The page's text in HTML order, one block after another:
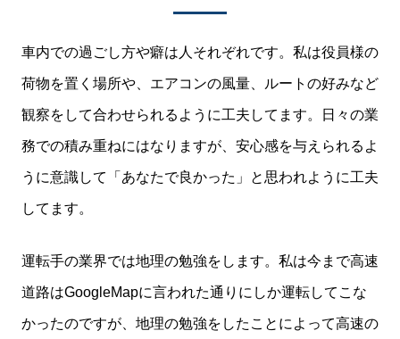
車内での過ごし方や癖は人それぞれです。私は役員様の
荷物を置く場所や、エアコンの風量、ルートの好みなど
観察をして合わせられるように工夫してます。日々の業
務での積み重ねにはなりますが、安心感を与えられるよ
うに意識して「あなたで良かった」と思われように工夫
してます。
運転手の業界では地理の勉強をします。私は今まで高速
道路はGoogleMapに言われた通りにしか運転してこな
かったのですが、地理の勉強をしたことによって高速の